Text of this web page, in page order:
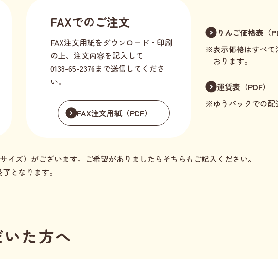
FAXでのご注文
FAX注文用紙をダウンロード・印刷
の上、注文内容を記入して
0138-65-2376まで送信してくださ
い。
FAX注文用紙（PDF）
りんご価格表（
表示価格はすべ
おります。
運賃表（PDF）
ゆうパックでの配
イズ）がございます。ご希望がありましたらそちらもご記入ください。
となります。
た方へ